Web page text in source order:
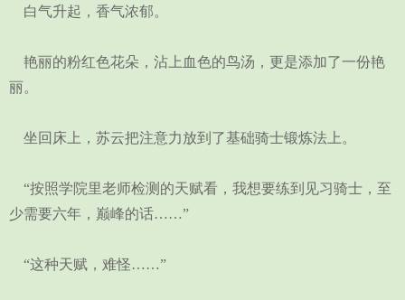
白气升起，香气浓郁。
艳丽的粉红色花朵，沾上血色的鸟汤，更是添加了一份艳
丽。
坐回床上，苏云把注意力放到了基础骑士锻炼法上。
“按照学院里老师检测的天赋看，我想要练到见习骑士，至
少需要六年，巅峰的话……”
“这种天赋，难怪……”